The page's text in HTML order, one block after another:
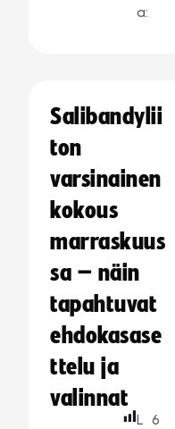
a:
Salibandylii
ton
varsinainen
kokous
marraskuus
sa – näin
tapahtuvat
ehdokasase
ttelu ja
valinnat
L 6